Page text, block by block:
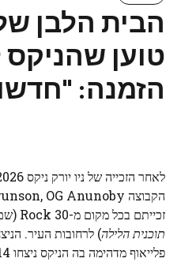
הבית הלבן
טוען שהניקס
הזמנה:
זכייתם בכל מקום מ-30 Rock (שם הם אירחו פרק מיוחד של
תוכנית הלילה) לרחובות העיר.